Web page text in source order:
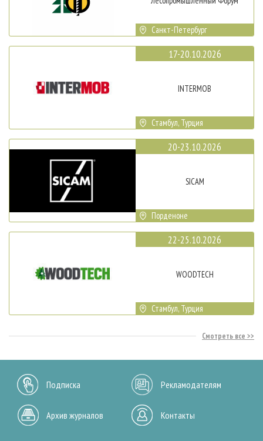
Санкт-Петербург
17-20.10.2026
INTERMOB
Стамбул, Турция
20-23.10.2026
SICAM
Порденоне
22-25.10.2026
WOODTECH
Стамбул, Турция
Смотреть все
Подписка Рекламодателям
Архив журналов Контакты